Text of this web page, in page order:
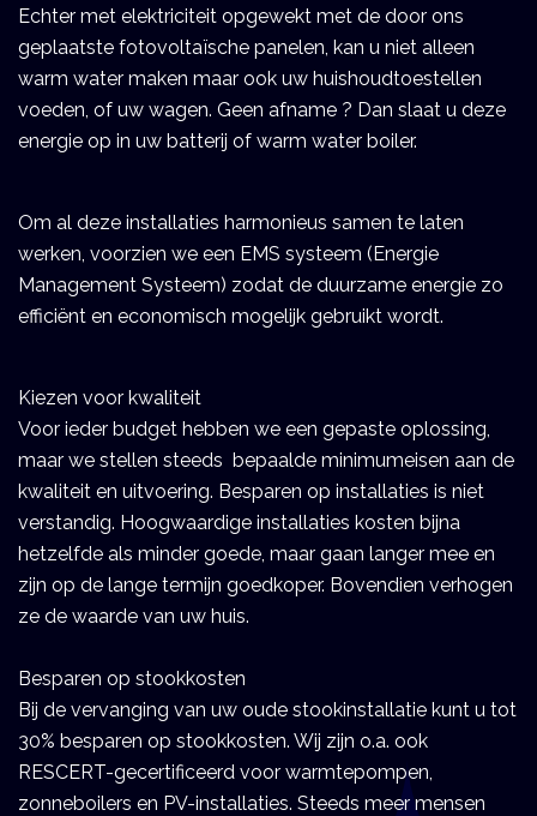
Echter met elektriciteit opgewekt met de door ons
geplaatste fotovoltaïsche panelen, kan u niet alleen
warm water maken maar ook uw huishoudtoestellen
voeden, of uw wagen. Geen afname ? Dan slaat u deze
energie op in uw batterij of warm water boiler.
Om al deze installaties harmonieus samen te laten
werken, voorzien we een EMS systeem (Energie
Management Systeem) zodat de duurzame energie zo
efficiënt en economisch mogelijk gebruikt wordt.
Kiezen voor kwaliteit
Voor ieder budget hebben we een gepaste oplossing,
maar we stellen steeds  bepaalde minimumeisen aan de
kwaliteit en uitvoering. Besparen op installaties is niet
verstandig. Hoogwaardige installaties kosten bijna
hetzelfde als minder goede, maar gaan langer mee en
zijn op de lange termijn goedkoper. Bovendien verhogen
ze de waarde van uw huis.
Besparen op stookkosten
Bij de vervanging van uw oude stookinstallatie kunt u tot
30% besparen op stookkosten. Wij zijn o.a. ook
RESCERT-gecertificeerd voor warmtepompen,
zonneboilers en PV-installaties. Steeds meer mensen